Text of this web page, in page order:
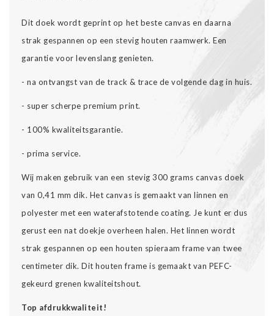
Dit doek wordt geprint op het beste canvas en daarna
strak gespannen op een stevig houten raamwerk. Een
garantie voor levenslang genieten.
- na ontvangst van de track & trace de volgende dag in huis.
- super scherpe premium print.
- 100% kwaliteitsgarantie.
- prima service.
Wij maken gebruik van een stevig 300 grams canvas doek
van 0,41 mm dik. Het canvas is gemaakt van linnen en
polyester met een waterafstotende coating. Je kunt er dus
gerust een nat doekje overheen halen. Het linnen wordt
strak gespannen op een houten spieraam frame van twee
centimeter dik. Dit houten frame is gemaakt van PEFC-
gekeurd grenen kwaliteitshout.
Top afdrukkwaliteit!